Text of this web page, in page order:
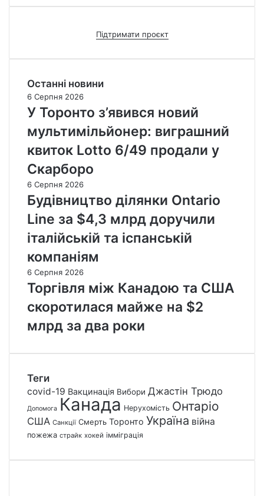
Підтримати проєкт
Останні новини
6 Серпня 2026
У Торонто з’явився новий
мультимільйонер: виграшний
квиток Lotto 6/49 продали у
Скарборо
6 Серпня 2026
Будівництво ділянки Ontario
Line за $4,3 млрд доручили
італійській та іспанській
компаніям
6 Серпня 2026
Торгівля між Канадою та США
скоротилася майже на $2
млрд за два роки
Теги
covid-19 Вакцинація Вибори Джастін Трюдо
Допомога Канада Нерухомість Онтаріо
США Санкції Смерть Торонто Україна війна
пожежа страйк хокей імміграція